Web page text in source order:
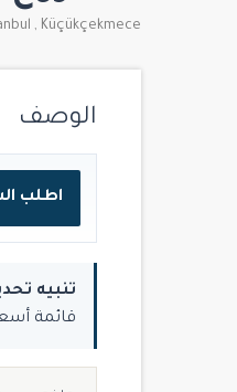
, Küçükçekmece
الوصف
اطلب
تنبيه
قائمة